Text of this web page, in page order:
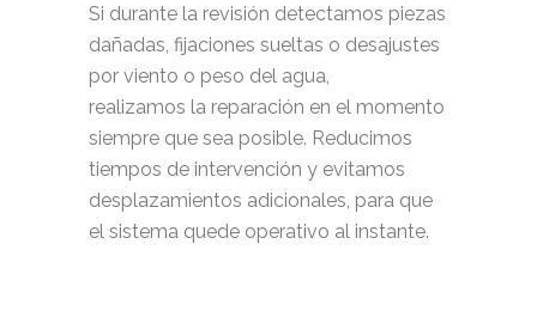
Si durante la revisión detectamos piezas
dañadas, fijaciones sueltas o desajustes
por viento o peso del agua,
realizamos la reparación en el momento
siempre que sea posible. Reducimos
tiempos de intervención y evitamos
desplazamientos adicionales, para que
el sistema quede operativo al instante.